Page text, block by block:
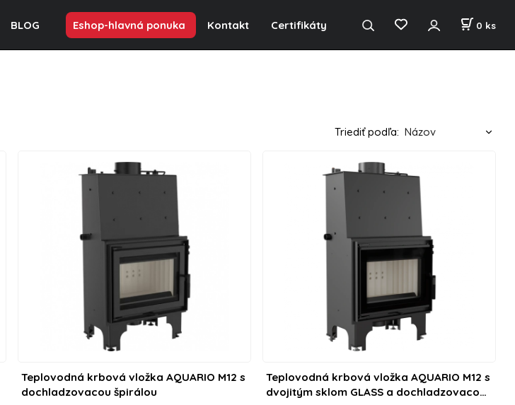
BLOG Eshop-hlavná ponuka Kontakt Certifikáty 0 ks
Triediť podľa:
Teplovodná krbová vložka AQUARIO M12 s
dochladzovacou špirálou
Teplovodná krbová vložka AQUARIO M12 s
dvojitým sklom GLASS a dochladzovacou